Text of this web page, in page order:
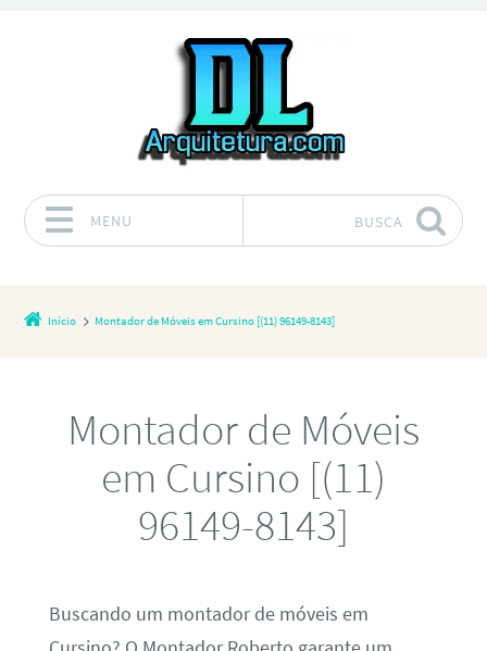
MENU BUSCA
Início Montador de Móveis em Cursino [(11) 96149-8143]
Montador de Móveis
em Cursino [(11)
96149-8143]
Buscando um montador de móveis em